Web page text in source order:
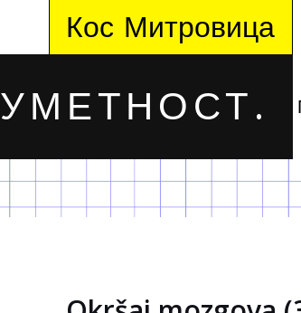
Кос Митровица
УМЕТНОСТ.